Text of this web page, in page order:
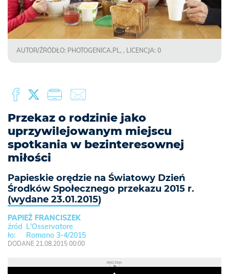
AUTOR/ŹRÓDŁO: PHOTOGENICA.PL, , LICENCJA: 0
Przekaz o rodzinie jako
uprzywilejowanym miejscu
spotkania w bezinteresownej
miłości
Papieskie orędzie na Światowy Dzień
Środków Społecznego przekazu 2015 r.
(wydane 23.01.2015)
PAPIEŻ FRANCISZEK
L'Osservatore
Romano 3-4/2015
DODANE 21.08.2015 00:00
REKLAMA